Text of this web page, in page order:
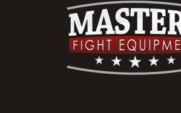
(W) Rękawice bokserskie
RBT-PRO-TRAIN czarno-
różowe 10 oz
179,00 PLN